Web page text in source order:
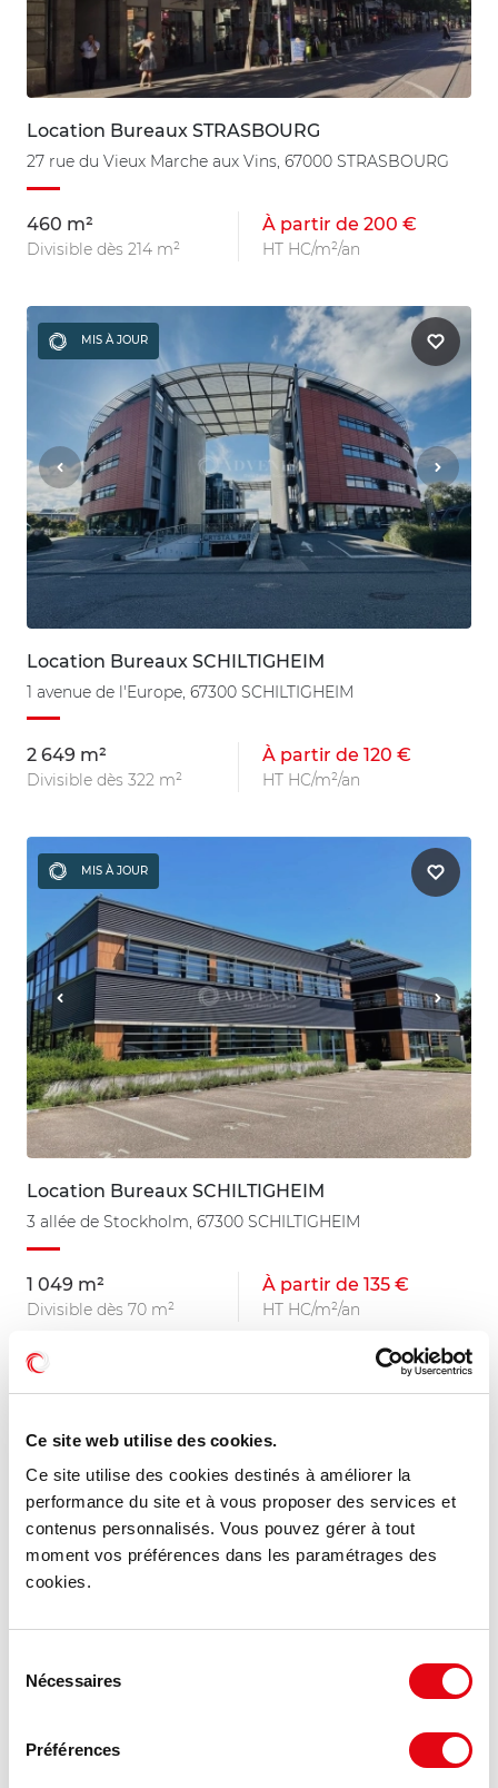
Ce site web utilise des cookies.
Ce site utilise des cookies destinés à améliorer la
performance du site et à vous proposer des services et
contenus personnalisés. Vous pouvez gérer à tout
moment vos préférences dans les paramétrages des
cookies.
Nécessaires
Préférences
Location Bureaux STRASBOURG
27 rue du Vieux Marche aux Vins, 67000 STRASBOURG
460 m²
Divisible dès 214 m²
À partir de 200 €
HT HC/m²/an
MIS À JOUR
Location Bureaux SCHILTIGHEIM
1 avenue de l'Europe, 67300 SCHILTIGHEIM
2 649 m²
Divisible dès 322 m²
À partir de 120 €
HT HC/m²/an
MIS À JOUR
Location Bureaux SCHILTIGHEIM
3 allée de Stockholm, 67300 SCHILTIGHEIM
1 049 m²
Divisible dès 70 m²
À partir de 135 €
HT HC/m²/an
3 rue Alexandre Volta, 67450 MUNDOLSHEIM